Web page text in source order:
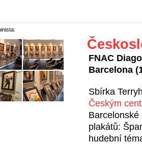
FNAC
Barcelona
Sbírka
Českým
plakátů:
hudební